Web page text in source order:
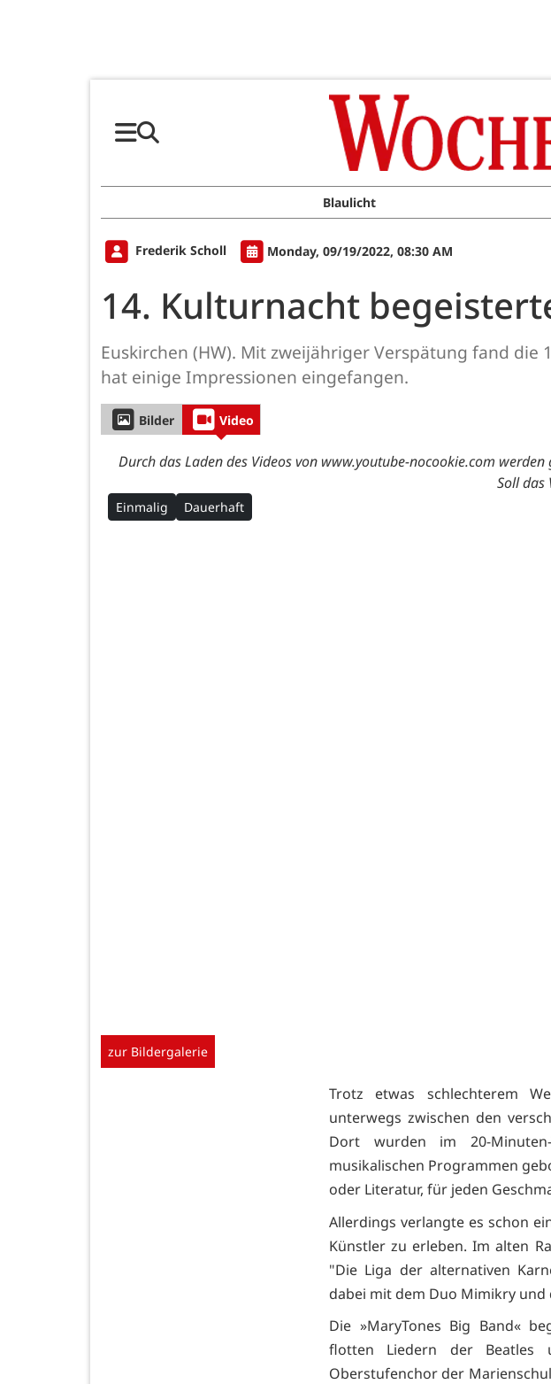
Blaulicht
Frederik Scholl Monday, 09/19/2022, 08:30 AM
14. Kulturnacht
Euskirchen (HW). Mit zweijähriger Verspätung fand
hat einige Impressionen eingefangen.
Bilder Video
Durch das Laden des Videos von www.youtube-nocookie.com
Soll das
Einmalig Dauerhaft
zur Bildergalerie
Trotz etwas schlechterem
unterwegs zwischen den
Dort wurden im 20-
musikalischen Programmen
oder Literatur, für jeden
Allerdings verlangte es schon
Künstler zu erleben. Im alten
"Die Liga der alternativen
dabei mit dem Duo Mimikry
Die »MaryTones Big Band«
flotten Liedern der Beatles
Oberstufenchor der